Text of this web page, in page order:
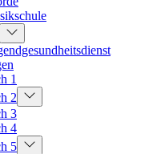
1
2
3
4
5